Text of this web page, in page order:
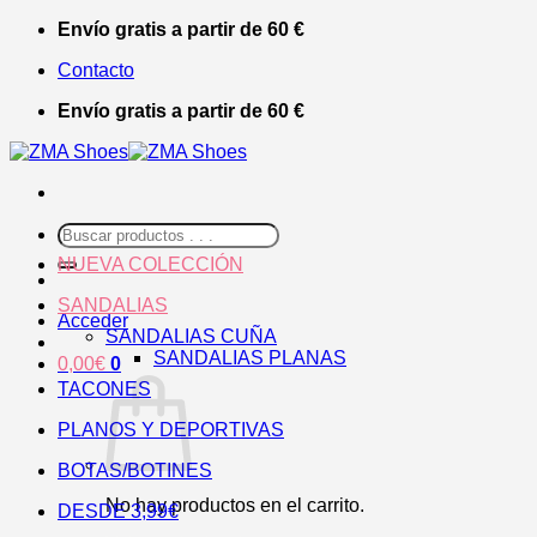
Saltar
contenido
Envío gratis a partir de 60 €
Contacto
Envío gratis a partir de 60 €
Buscar
por:
Acceder
0,00€ 0
No hay productos en el carrito.
NUEVA COLECCIÓN
SANDALIAS
SANDALIAS CUÑA
SANDALIAS PLANAS
TACONES
PLANOS Y DEPORTIVAS
BOTAS/BOTINES
DESDE 3,99€